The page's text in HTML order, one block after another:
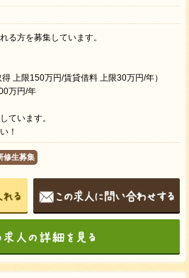
る方を募集しています。
上限150万円/賃貸借料 上限30万円/年）
万円/年
ています。
！
修生募集